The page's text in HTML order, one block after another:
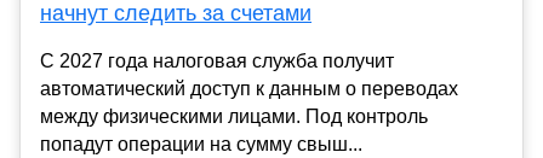
начнут следить за счетами
С 2027 года налоговая служба получит
автоматический доступ к данным о переводах
между физическими лицами. Под контроль
попадут операции на сумму свыш...